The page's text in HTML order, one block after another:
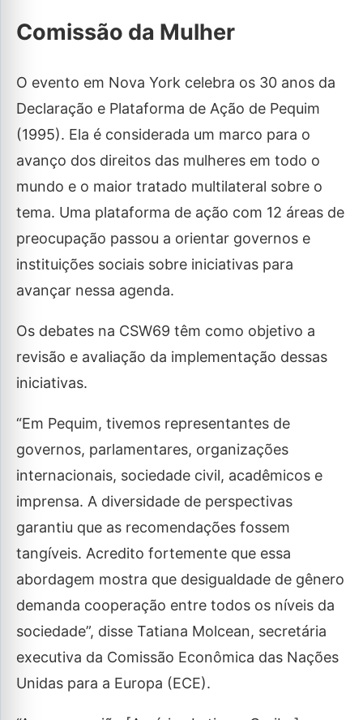
Comissão da Mulher
O evento em Nova York celebra os 30 anos da
Declaração e Plataforma de Ação de Pequim
(1995). Ela é considerada um marco para o
avanço dos direitos das mulheres em todo o
mundo e o maior tratado multilateral sobre o
tema. Uma plataforma de ação com 12 áreas de
preocupação passou a orientar governos e
instituições sociais sobre iniciativas para
avançar nessa agenda.
Os debates na CSW69 têm como objetivo a
revisão e avaliação da implementação dessas
iniciativas.
“Em Pequim, tivemos representantes de
governos, parlamentares, organizações
internacionais, sociedade civil, acadêmicos e
imprensa. A diversidade de perspectivas
garantiu que as recomendações fossem
tangíveis. Acredito fortemente que essa
abordagem mostra que desigualdade de gênero
demanda cooperação entre todos os níveis da
sociedade”, disse Tatiana Molcean, secretária
executiva da Comissão Econômica das Nações
Unidas para a Europa (ECE).